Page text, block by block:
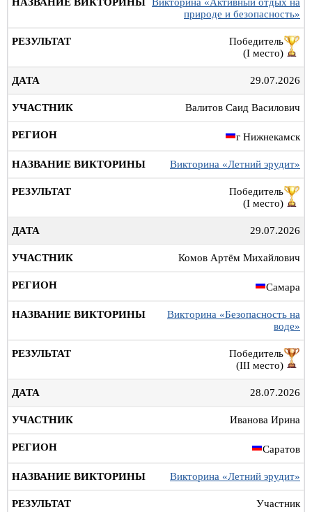
природе и безопасность»
Победитель
(I место)
29.07.2026
Валитов Саид Василович
г Нижнекамск
Викторина «Летний эрудит»
Победитель
(I место)
29.07.2026
Комов Артём Михайлович
Самара
Викторина «Безопасность на
воде»
Победитель
(III место)
28.07.2026
Иванова Ирина
Саратов
Викторина «Летний эрудит»
Участник